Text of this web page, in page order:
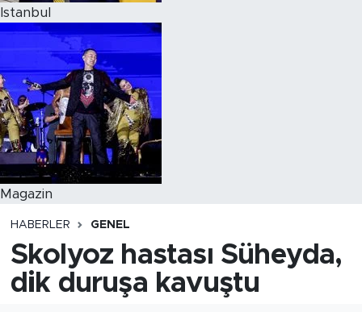
Istanbul
Magazin
HABERLER GENEL
Skolyoz hastası Süheyda,
dik duruşa kavuştu